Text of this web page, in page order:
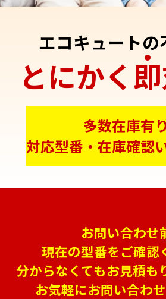
エコキュートの
とにかく即
多数在庫有
対応型番・在庫確認
お問い合わせ
現在の型番をご確認
分からなくてもお見積も
お気軽にお問い合わ